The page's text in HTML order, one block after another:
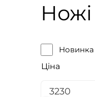
Новинка
Ціна